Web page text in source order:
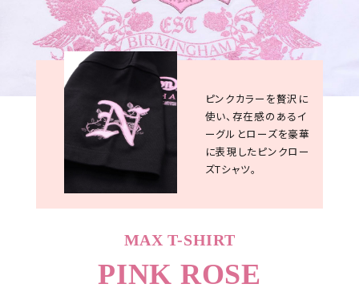
ピンクカラーを贅沢に
使い、存在感のあるイ
ーグルとローズを豪華
に表現したピンクロー
ズTシャツ。
MAX T-SHIRT
PINK ROSE